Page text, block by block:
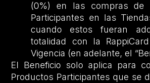
(0%) en las compras de
Participantes en las
cuando estos fueran
totalidad con la
Vigencia (en adelante, el
El Beneficio solo aplica para
Productos Participantes que se